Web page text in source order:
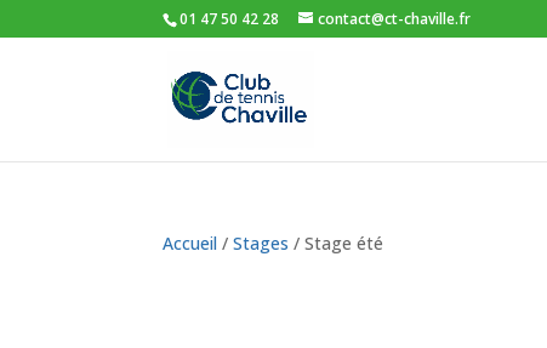
01 47 50 42 28 contact@ct-chaville.fr
Accueil /Stages / Stage été